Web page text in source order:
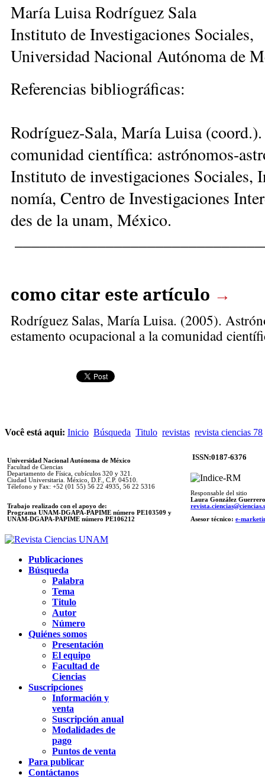
Ma­ría Lui­sa Ro­drí­guez Sa­la
Ins­ti­tu­to de In­ves­ti­ga­cio­nes So­cia­les,
Uni­ver­si­dad Na­cio­nal Au­tó­no­ma de
Re­fe­ren­cias bi­blio­grá­fi­cas:
Ro­drí­guez-Sa­la, Ma­ría Lui­sa
co­mu­ni­dad cien­tí­fi­ca: as­tró­no­mos-
Ins­ti­tuto de in­ves­ti­ga­cio­nes
no­mía, Cen­tro de In­ves­ti­ga­cio­nes
des de la unam, Mé­xi­co.
como citar este artículo →
Rodríguez Salas, María Luisa. (2005).
estamento ocupacional a la comunidad
Você está aqui: Inicio Búsqueda Titulo revistas revista ciencias 78
Universidad Nacional Autónoma de México
Facultad de Ciencias
Departamento de Física, cubículos 320 y 321.
Ciudad Universitaria. México, D.F., C.P. 04510.
Télefono y Fax: +52 (01 55) 56 22 4935, 56 22 5316
Trabajo realizado con el apoyo de:
Programa UNAM-DGAPA-PAPIME número PE103509 y
UNAM-DGAPA-PAPIME número PE106212
ISSN:0187-6376
Responsable del sitio
Laura González Guerrero
Asesor técnico: e-
Publicaciones
Búsqueda
Palabra
Tema
Titulo
Autor
Número
Quiénes somos
Presentación
El equipo
Facultad de
Ciencias
Suscripciones
Información y
venta
Suscripción anual
Modalidades de
pago
Puntos de venta
Para publicar
Contáctanos